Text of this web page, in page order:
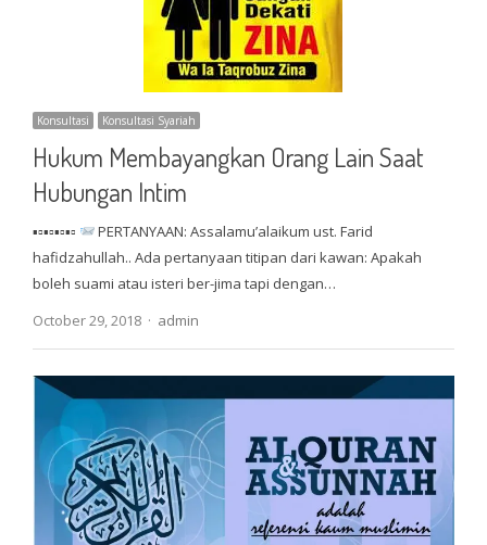
Konsultasi Konsultasi Syariah
Hukum Membayangkan Orang Lain Saat
Hubungan Intim
▪▫▪▫▪▫▪▫
PERTANYAAN: Assalamu’alaikum ust. Farid
hafidzahullah.. Ada pertanyaan titipan dari kawan: Apakah
boleh suami atau isteri ber-jima tapi dengan…
October 29, 2018
Author
admin